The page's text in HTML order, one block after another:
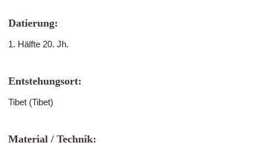
Datierung:
1. Hälfte 20. Jh.
Entstehungsort:
Tibet (Tibet)
Material / Technik: